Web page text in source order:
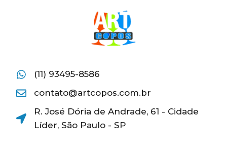
(11) 93495-8586
contato@artcopos.com.br
R. José Dória de Andrade, 61 - Cidade
Líder, São Paulo - SP